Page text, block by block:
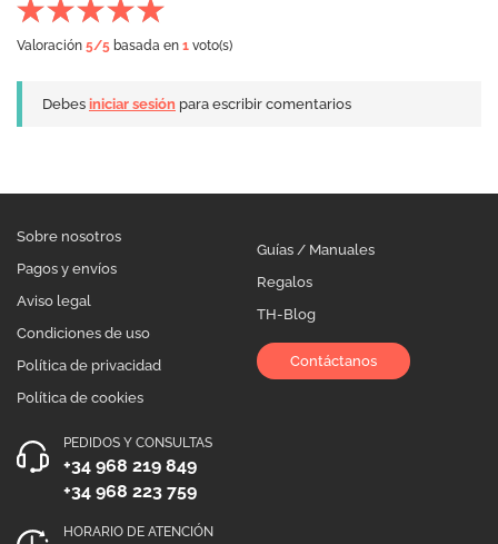
Valoración 5/5 basada en 1 voto(s)
Debes iniciar sesión para escribir comentarios
Sobre nosotros
Pagos y envíos
Aviso legal
Condiciones de uso
Política de privacidad
Política de cookies
Guías / Manuales
Regalos
TH-Blog
Contáctanos
PEDIDOS Y CONSULTAS
+34 968 219 849
+34 968 223 759
HORARIO DE ATENCIÓN